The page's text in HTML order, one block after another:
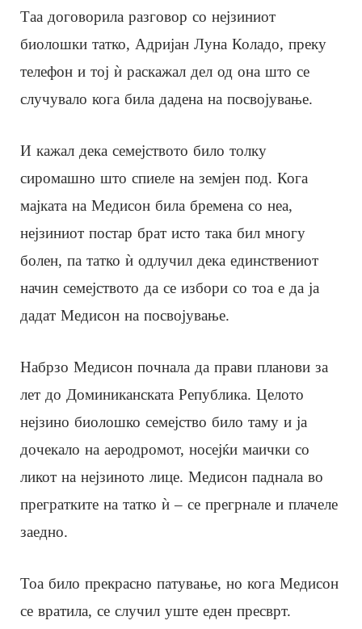
Таа договорила разговор со нејзиниот
биолошки татко, Адријан Луна Коладо, преку
телефон и тој ѝ раскажал дел од она што се
случувало кога била дадена на посвојување.
И кажал дека семејството било толку
сиромашно што спиеле на земјен под. Кога
мајката на Медисон била бремена со неа,
нејзиниот постар брат исто така бил многу
болен, па татко ѝ одлучил дека единствениот
начин семејството да се избори со тоа е да ја
дадат Медисон на посвојување.
Набрзо Медисон почнала да прави планови за
лет до Доминиканската Република. Целото
нејзино биолошко семејство било таму и ја
дочекало на аеродромот, носејќи маички со
ликот на нејзиното лице. Медисон паднала во
прегратките на татко ѝ – се прегрнале и плачеле
заедно.
Тоа било прекрасно патување, но кога Медисон
се вратила, се случил уште еден пресврт.